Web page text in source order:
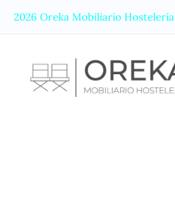
2026 Oreka Mobiliario Hostelería